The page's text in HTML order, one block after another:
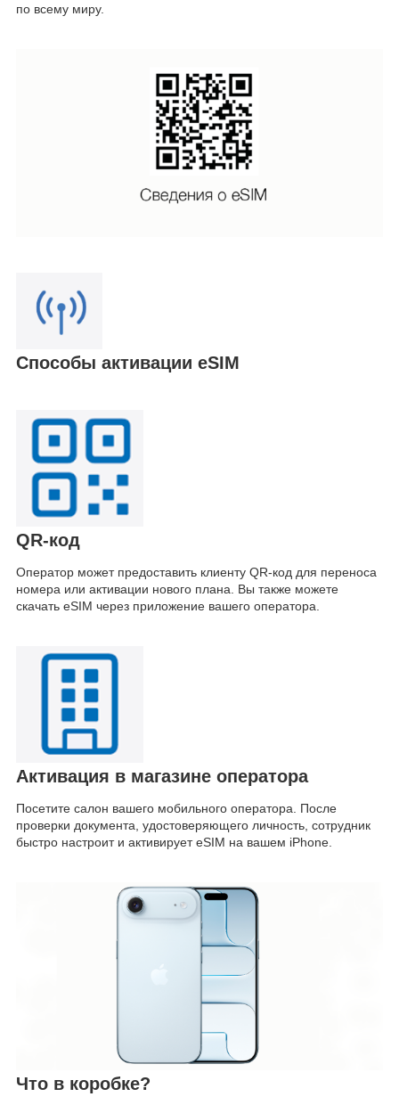
по всему миру.
Способы активации eSIM
QR-код
Оператор может предоставить клиенту QR-код для переноса
номера или активации нового плана. Вы также можете
скачать eSIM через приложение вашего оператора.
Активация в магазине оператора
Посетите салон вашего мобильного оператора. После
проверки документа, удостоверяющего личность, сотрудник
быстро настроит и активирует eSIM на вашем iPhone.
Что в коробке?